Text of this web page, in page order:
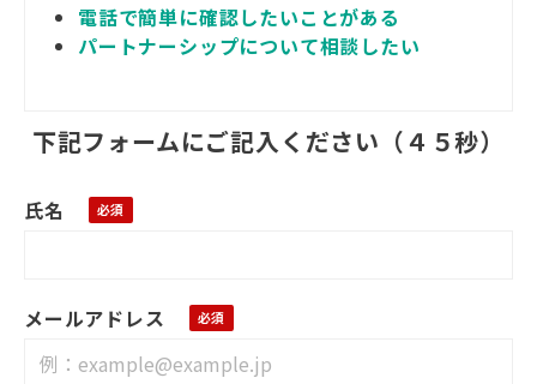
お役立ちコラム
電話で簡単に確認したいことがある
パートナーシップについて相談したい
下記フォームにご記入ください（４５秒）
氏名
メールアドレス